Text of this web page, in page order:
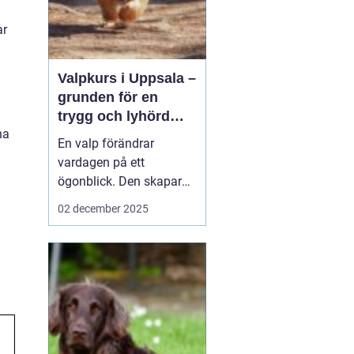
Valpkurs i Uppsala –
grunden för en
trygg och lyhörd
hund
En valp förändrar
vardagen på ett
ögonblick. Den skapar
glädje, skratt och ibland
hundägare märker
snabbt att kärlek inte
räcker för att forma en
trygg oc...
02 december 2025